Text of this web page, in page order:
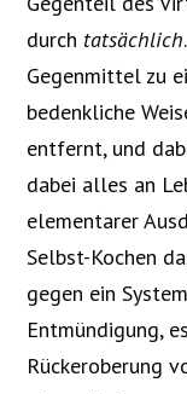
durch tatsächlich
Gegenmittel zu
bedenkliche
entfernt, und
dabei alles an
elementarer
Selbst-Kochen
gegen ein
Entmündigung,
Rückeroberung